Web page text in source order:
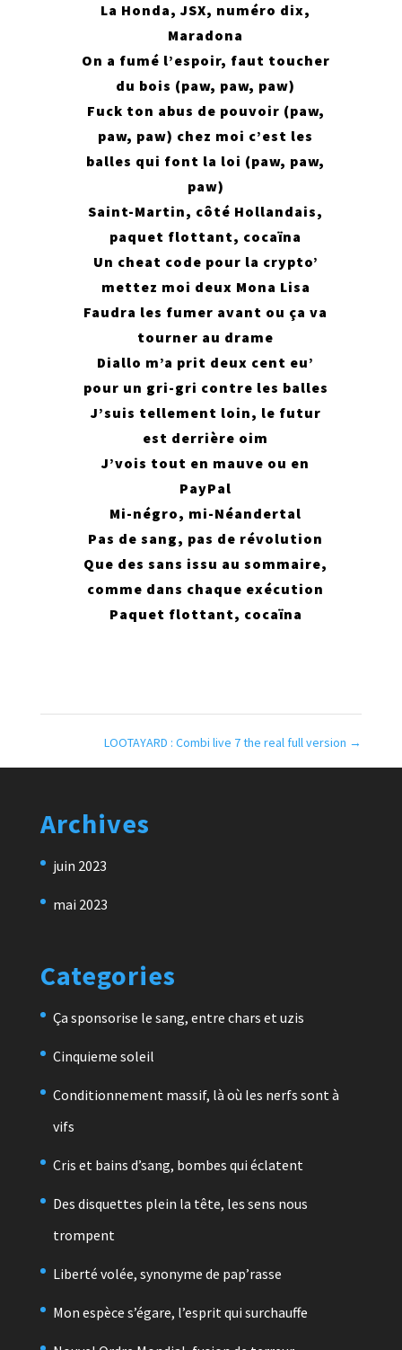
La Honda, JSX, numéro dix,
Maradona
On a fumé l’espoir, faut toucher
du bois (paw, paw, paw)
Fuck ton abus de pouvoir (paw,
paw, paw) chez moi c’est les
balles qui font la loi (paw, paw,
paw)
Saint-Martin, côté Hollandais,
paquet flottant, cocaïna
Un cheat code pour la crypto’
mettez moi deux Mona Lisa
Faudra les fumer avant ou ça va
tourner au drame
Diallo m’a prit deux cent eu’
pour un gri-gri contre les balles
J’suis tellement loin, le futur
est derrière oim
J’vois tout en mauve ou en
PayPal
Mi-négro, mi-Néandertal
Pas de sang, pas de révolution
Que des sans issu au sommaire,
comme dans chaque exécution
Paquet flottant, cocaïna
LOOTAYARD : Combi live 7 the real full version →
Archives
juin 2023
mai 2023
Categories
Ça sponsorise le sang, entre chars et uzis
Cinquieme soleil
Conditionnement massif, là où les nerfs sont à
vifs
Cris et bains d’sang, bombes qui éclatent
Des disquettes plein la tête, les sens nous
trompent
Liberté volée, synonyme de pap’rasse
Mon espèce s’égare, l’esprit qui surchauffe